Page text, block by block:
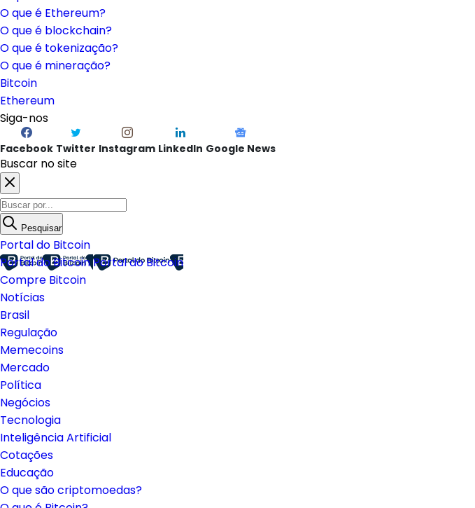
O que é Ethereum?
O que é blockchain?
O que é tokenização?
O que é mineração?
Bitcoin
Ethereum
Siga-nos
Facebook Twitter Instagram LinkedIn Google News
Buscar no site
Pesquisar
Portal do Bitcoin
Portal do BitcoinPortal do Bitcoin
Compre Bitcoin
Notícias
Brasil
Regulação
Memecoins
Mercado
Política
Negócios
Tecnologia
Inteligência Artificial
Cotações
Educação
O que são criptomoedas?